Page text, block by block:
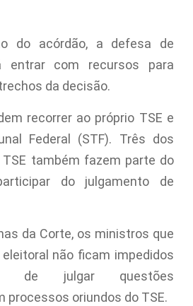
do acórdão, a defesa de
entrar com recursos para
da decisão.
recorrer ao próprio TSE e
Federal (STF). Três dos
também fazem parte do
do julgamento de
da Corte, os ministros que
não ficam impedidos
de julgar questões
processos oriundos do TSE.